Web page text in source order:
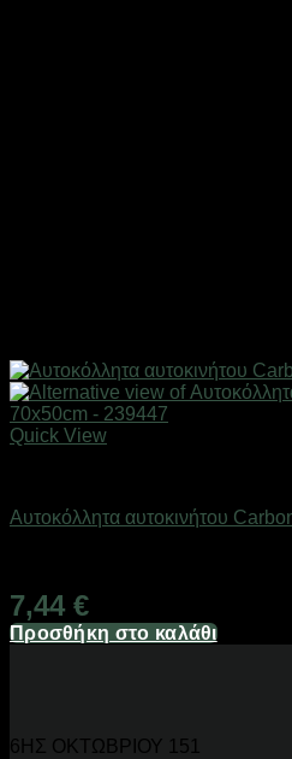
Quick View
Αυτοκόλλητα αυτοκινήτου
7,44 €
Προσθήκη στο καλάθι
6ΗΣ ΟΚΤΩΒΡΙΟΥ 151